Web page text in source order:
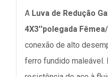
A Luva de Redução
4X3''polegada
conexão de alto
ferro fundido maleável.